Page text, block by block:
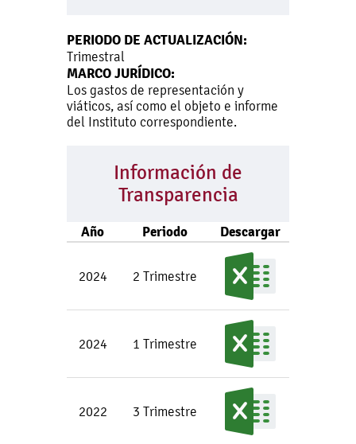
PERIODO DE ACTUALIZACIÓN:
Trimestral
MARCO JURÍDICO:
Los gastos de representación y
viáticos, así como el objeto e informe
del Instituto correspondiente.
Información de
Transparencia
Año Periodo Descargar
2024 2 Trimestre
2024 1 Trimestre
2022 3 Trimestre